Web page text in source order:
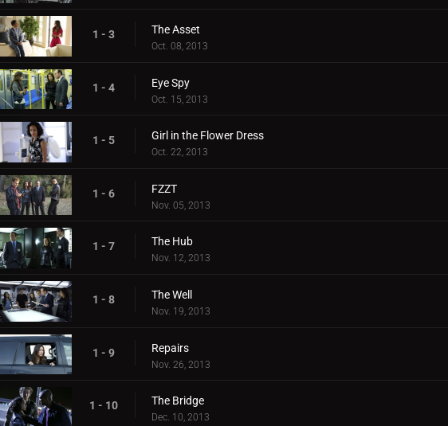
1 - 3 The Asset
Oct. 08, 2013
1 - 4 Eye Spy
Oct. 15, 2013
1 - 5 Girl in the Flower Dress
Oct. 22, 2013
1 - 6 FZZT
Nov. 05, 2013
1 - 7 The Hub
Nov. 12, 2013
1 - 8 The Well
Nov. 19, 2013
1 - 9 Repairs
Nov. 26, 2013
1 - 10 The Bridge
Dec. 10, 2013